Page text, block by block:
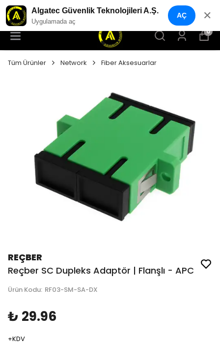
YENI NESIL GÜVENLIK GEÇIŞ SISTEMLERI
0
Tüm Ürünler Network Fiber Aksesuarlar
REÇBER
Reçber SC Dupleks Adaptör | Flanşlı - APC
Ürün Kodu: RF03-SM-SA-DX
₺ 29.96
+KDV
Algatec Güvenlik Teknolojileri A.Ş.
Uygulamada aç
AÇ ✕